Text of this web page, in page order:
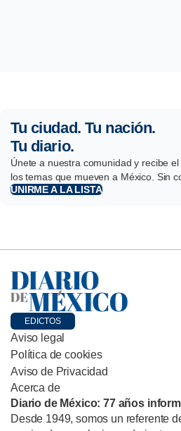
Tu ciudad. Tu nación.
Tu diario.
Únete a nuestra comunidad y recibe
los temas que mueven a México. Sin
UNIRME A LA LISTA
EDICTOS
Aviso legal
Política de cookies
Aviso de Privacidad
Acerca de
Diario de México: 77 años
Desde 1949, somos un referente